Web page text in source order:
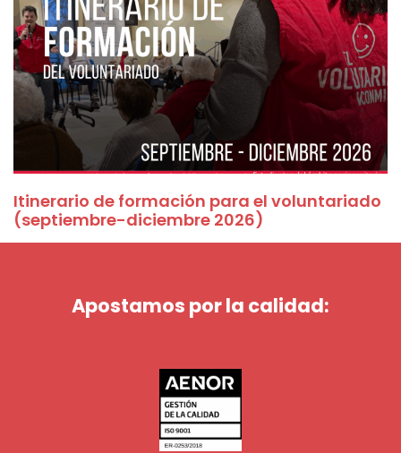
Itinerario de formación para el voluntariado
(septiembre-diciembre 2026)
Apostamos por la calidad: